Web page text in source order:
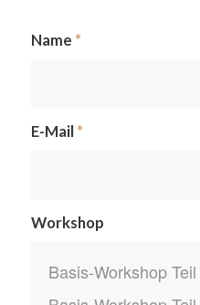
Name *
E-Mail *
Workshop